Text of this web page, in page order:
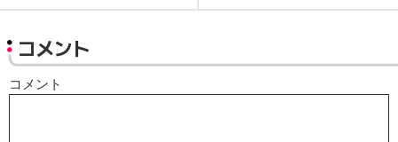
コメント
コメント